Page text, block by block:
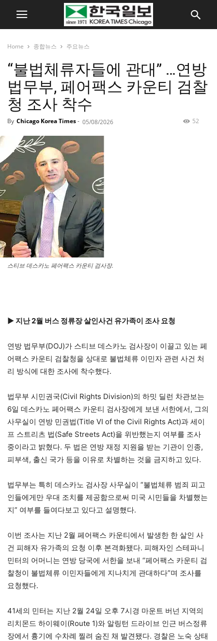
Home 종합뉴스 주요뉴스
“불법체류자들에 관대” …연방
법무부, 페어팩스 카운티 검찰
청 조사 착수
By Chicago Korea Times- 05/08/2026 52
스티브 데스카노 페어팩스 카운티 검사장.
▶ 지난 2월 버스 정류장 살인사건 유가족이 조사 요청
연방 법무부(DOJ)가 스티브 데스카노 검사장이 이끌고 있는 페
어팩스 카운티 검찰청을 상대로 불법체류 이민자 관련 사건 처
리 방식에 대한 조사에 착수했다.
법무부 시민권국(Civil Rights Division)의 하밋 딜런 차관보는
6일 데스카노 페어팩스 카운티 검사장에게 보낸 서한에서, 그의
사무실이 연방 민권법(Title VI of the Civil Rights Act)과 세이
프 스트리츠 법(Safe Streets Act)을 위반했는지 여부를 조사
중이라고 밝혔다. 두 법은 연방 재정 지원을 받는 기관이 인종,
피부색, 출신 국가 등을 이유로 차별하는 것을 금지하고 있다.
법무부는 특히 데스카노 검사장 사무실이 “불법체류 범죄 피고
인들에게만 우대 조치를 제공함으로써 미국 시민들을 차별했는
지” 여부를 들여다보고 있다고 설명했다.
이번 조사는 지난 2월 페어팩스 카운티에서 발생한 한 살인 사
건 피해자 유가족의 요청 이후 본격화됐다. 피해자인 스테파니
민터의 어머니는 연방 당국에 서한을 보내 “페어팩스 카운티 검
찰청이 불법체류 이민자들에게 지나치게 관대하다”며 조사를
요청했다.
41세의 민터는 지난 2월 24일 오후 7시경 마운트 버넌 지역의
리치몬드 하이웨이(Route 1)와 알링턴 드라이브 인근 버스정류
장에서 흉기에 수차례 찔려 숨진 채 발견됐다. 경찰은 노숙 상태